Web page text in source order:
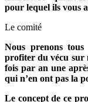
pour lequel ils vous
Le comité
Nous prenons
profiter du vécu sur
fois par an une
qui n’en ont pas la
Le concept de ce